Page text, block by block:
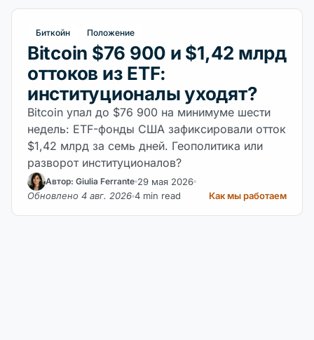
Биткойн Положение
Bitcoin $76 900 и $1,42 млрд
оттоков из ETF:
институционалы уходят?
Bitcoin упал до $76 900 на минимуме шести
недель: ETF-фонды США зафиксировали отток
$1,42 млрд за семь дней. Геополитика или
разворот институционалов?
Автор: Giulia Ferrante 29 мая 2026
Обновлено 4 авг. 2026 4 min read Как мы работаем